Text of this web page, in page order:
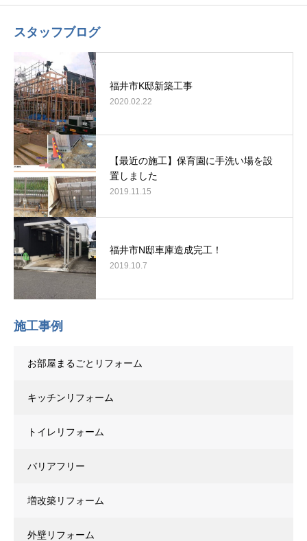
スタッフブログ
福井市K邸新築工事
2020.02.22
【最近の施工】保育園に手洗い場を設
置しました
2019.11.15
福井市N邸車庫造成完工！
2019.10.7
施工事例
お部屋まるごとリフォーム
キッチンリフォーム
トイレリフォーム
バリアフリー
増改築リフォーム
外壁リフォーム